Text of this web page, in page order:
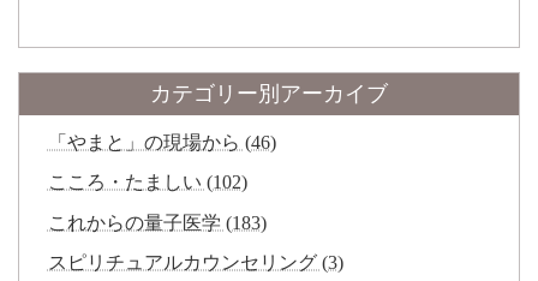
カテゴリー別アーカイブ
「やまと」の現場から (46)
こころ・たましい (102)
これからの量子医学 (183)
スピリチュアルカウンセリング (3)